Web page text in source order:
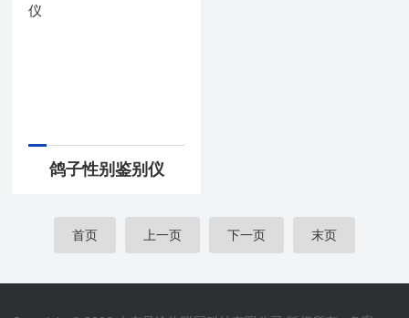
鸽子性别鉴别仪
首页 上一页 下一页 末页